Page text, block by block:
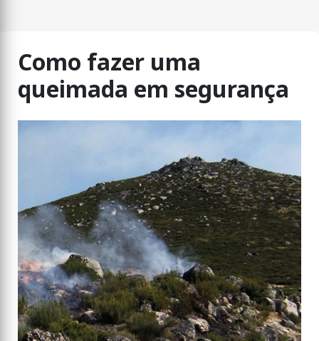
Como fazer uma
queimada em segurança